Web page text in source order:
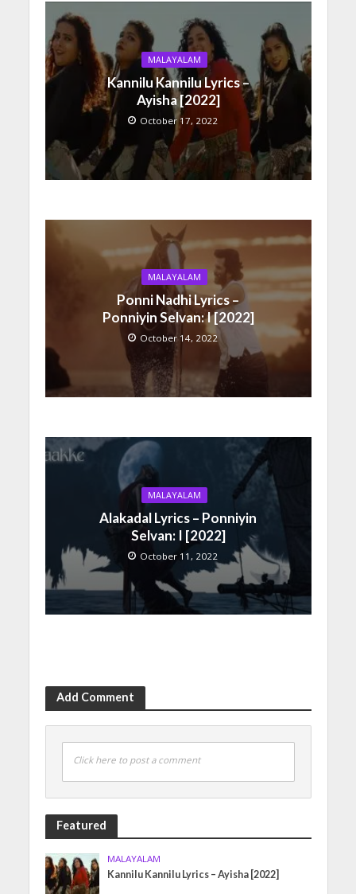
MALAYALAM
Kannilu Kannilu Lyrics –
Ayisha [2022]
October 17, 2022
MALAYALAM
Ponni Nadhi Lyrics –
Ponniyin Selvan: I [2022]
October 14, 2022
MALAYALAM
Alakadal Lyrics – Ponniyin
Selvan: I [2022]
October 11, 2022
Add Comment
Click here to post a comment
Featured
MALAYALAM
Kannilu Kannilu Lyrics – Ayisha [2022]